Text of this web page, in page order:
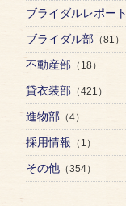
ブライダルレポート
ブライダル部 （81）
不動産部 （18）
貸衣装部 （421）
進物部 （4）
採用情報 （1）
その他 （354）